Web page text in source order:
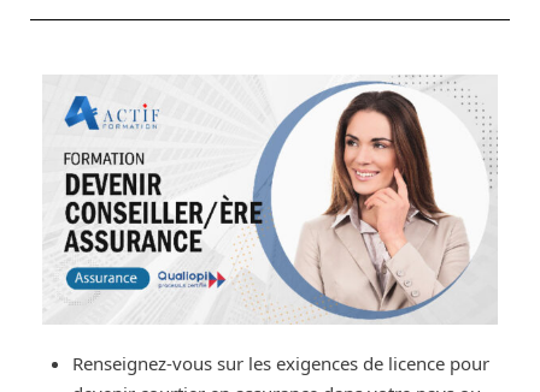
Renseignez-vous sur les exigences de licence pour